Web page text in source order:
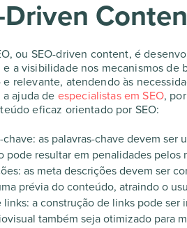
Driven
ou SEO-driven content, é
a visibilidade nos mecanismos de
relevante, atendendo às
ajuda de especialistas em SEO,
eficaz orientado por SEO:
as palavras-chave devem ser
pode resultar em penalidades pelos
as meta descrições devem ser
prévia do conteúdo, atraindo o
a construção de links pode ser
também seja otimizado para